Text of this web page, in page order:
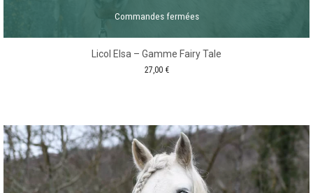
Commandes fermées
Licol Elsa – Gamme Fairy Tale
27,00 €